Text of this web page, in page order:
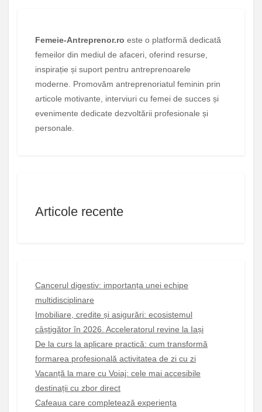
Femeie-Antreprenor.ro este o platformă dedicată
femeilor din mediul de afaceri, oferind resurse,
inspirație și suport pentru antreprenoarele
moderne. Promovăm antreprenoriatul feminin prin
articole motivante, interviuri cu femei de succes și
evenimente dedicate dezvoltării profesionale și
personale.
Articole recente
Cancerul digestiv: importanța unei echipe
multidisciplinare
Imobiliare, credite și asigurări: ecosistemul
câștigător în 2026. Acceleratorul revine la Iași
De la curs la aplicare practică: cum transformă
formarea profesională activitatea de zi cu zi
Vacanță la mare cu Voiaj: cele mai accesibile
destinații cu zbor direct
Cafeaua care completează experiența